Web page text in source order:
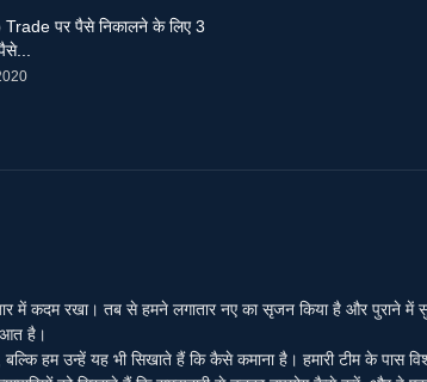
पर पैसे निकालने के लिए 3
कदम रखा। तब से हमने लगातार नए का सृजन किया है और पुराने में
है।
बल्कि हम उन्हें यह भी सिखाते हैं कि कैसे कमाना है। हमारी टीम के पास